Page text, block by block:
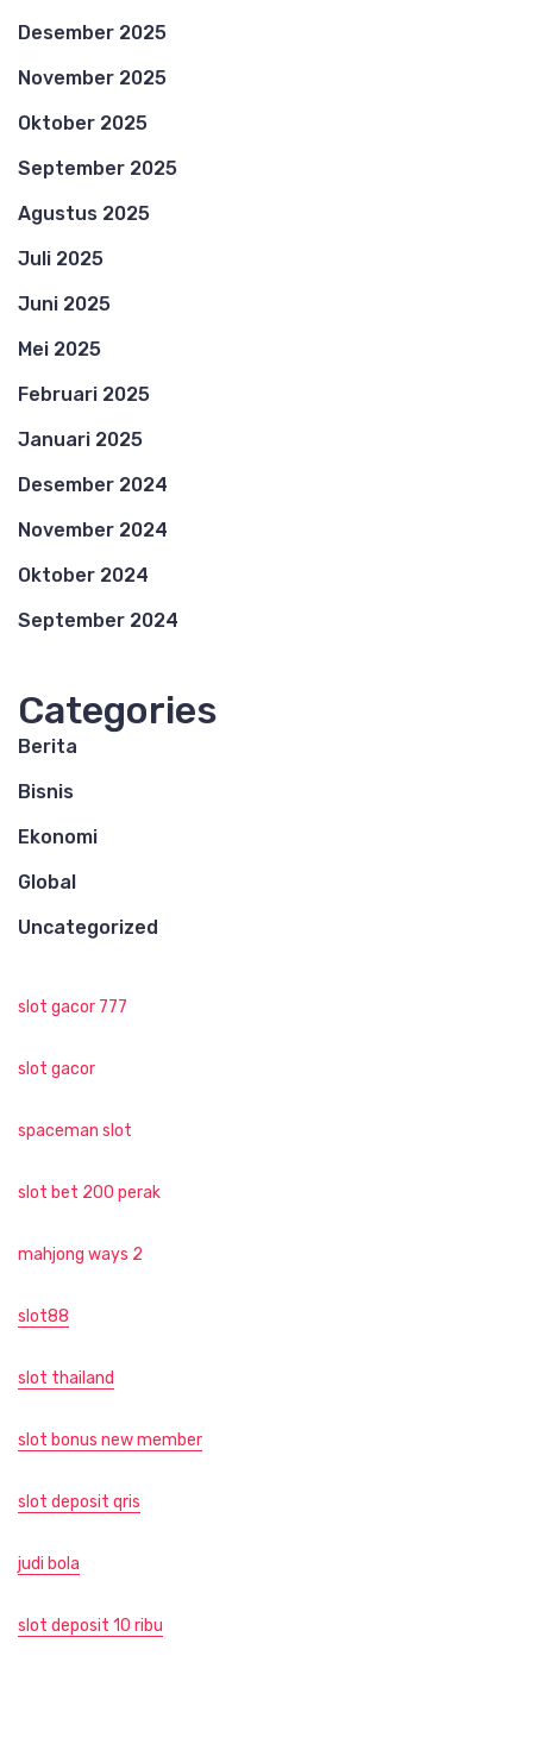
Desember 2025
November 2025
Oktober 2025
September 2025
Agustus 2025
Juli 2025
Juni 2025
Mei 2025
Februari 2025
Januari 2025
Desember 2024
November 2024
Oktober 2024
September 2024
Categories
Berita
Bisnis
Ekonomi
Global
Uncategorized
slot gacor 777
slot gacor
spaceman slot
slot bet 200 perak
mahjong ways 2
slot88
slot thailand
slot bonus new member
slot deposit qris
judi bola
slot deposit 10 ribu